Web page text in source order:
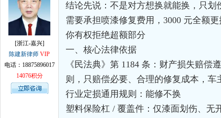
[浙江-嘉兴]
陈建新律师 VIP
电话：18875896017
14076积分
结论先说：不是对方想换就能换，只划
需要承担喷漆修复费用，3000 元全额
你有权拒绝超额部分
一、核心法律依据
《民法典》第 1184 条：财产损失赔偿
则，只赔偿必要、合理的修复成本，车
行业定损通用规则：能修不换
塑料保险杠 / 覆盖件：仅漆面划伤、无